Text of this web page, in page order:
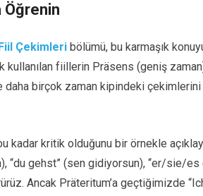
Öğrenin
Çekimleri bölümü, bu karmaşık
kullanılan fiillerin Präsens (geniş
birçok zaman kipindeki çekimlerini
kadar kritik olduğunu bir örnekle
“du gehst” (sen gidiyorsun), “er/sie/
Ancak Präteritum’a geçtiğimizde